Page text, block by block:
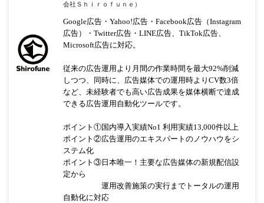
会社Ｓｈｉｒｏｆｕｎｅ）
Google広告・Yahoo!広告・Facebook広告（Instagram
広告）・Twitter広告・LINE広告、TikTok広告、
Microsoft広告に対応。
従来の広告運用より月間の作業時間を最大92%削減
しつつ、同時に、広告媒体での運用時よりCV数3倍
など、未経験者でも高い広告成果を媒体横断で達成
できる広告運用自動化ツールです。
ポイント①国内導入実績No1 利用実績13,000件以上
ポイント②広告運用のエキスパートのノウハウをシ
ステム化
ポイント③日本唯一！主要な広告媒体の新規配信設
定から
運用改善施策の実行までトータルの運用
自動化に対応